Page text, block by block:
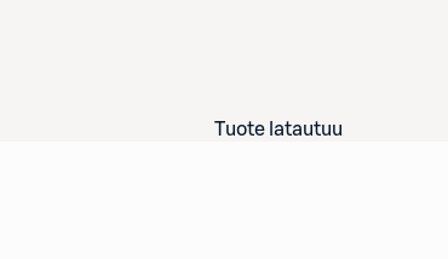
Tuote latautuu